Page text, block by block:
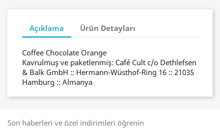
Açıklama Ürün Detayları
Coffee Chocolate Orange
Kavrulmuş ve paketlenmiş: Café Cult c/o Dethlefsen
& Balk GmbH :: Hermann-Wüsthof-Ring 16 :: 21035
Hamburg :: Almanya
Son haberleri ve özel indirimleri öğrenin